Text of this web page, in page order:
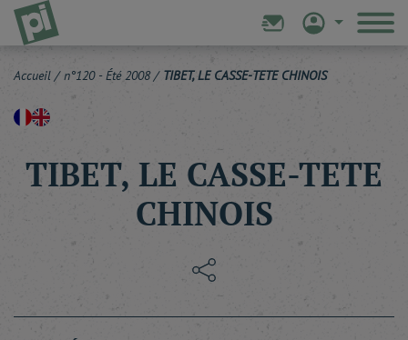
Accueil / n°120 - Été 2008/ TIBET, LE CASSE-TETE CHINOIS
TIBET, LE CASSE-TETE
CHINOIS